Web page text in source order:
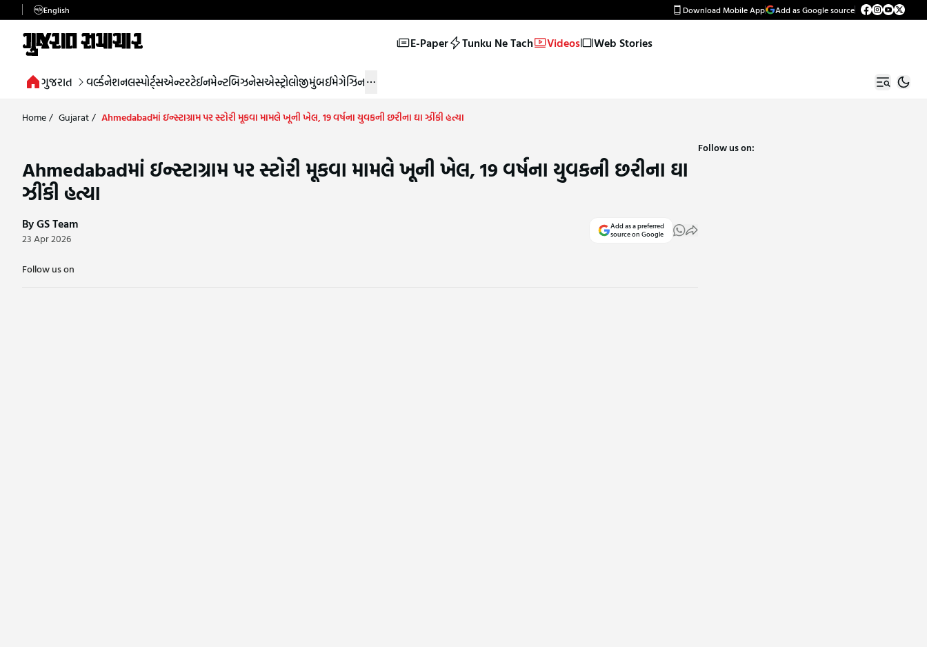
English Download Mobile App Add as Google source
E-Paper Tunku Ne Tach Videos Web Stories
ગુજરાત વર્લ્ડનેશનલસ્પોર્ટ્સએન્ટરટેઈનમેન્ટબિઝનેસએસ્ટ્રોલોજીમુંબઈમેગેઝિન
Home/ Gujarat/ Ahmedabadમાં ઇન્સ્ટાગ્રામ પર સ્ટોરી મૂકવા મામલે ખૂની ખેલ, 19 વર્ષના યુવકની છરીના ઘા ઝીંકી હત્યા
Ahmedabadમાં ઇન્સ્ટાગ્રામ પર સ્ટોરી મૂકવા મામલે ખૂની ખેલ, 19 વર્ષના યુવકની છરીના ઘા
ઝીંકી હત્યા
By GS Team
23 Apr 2026
Add as a preferred
source on Google
Follow us on
Follow us on: